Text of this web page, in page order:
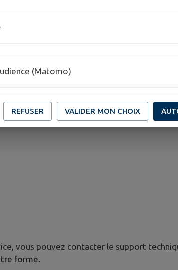
vérification de conformité
vous pouvez contacter le support
forme.
(Matomo)
REFUSER VALIDER MON CHOIX